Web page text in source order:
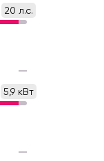
20 л.с.
5,9 кВт